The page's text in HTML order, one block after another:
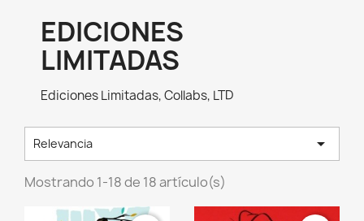
EDICIONES
LIMITADAS
Ediciones Limitadas, Collabs, LTD
Relevancia 
Mostrando 1-18 de 18 artículo(s)